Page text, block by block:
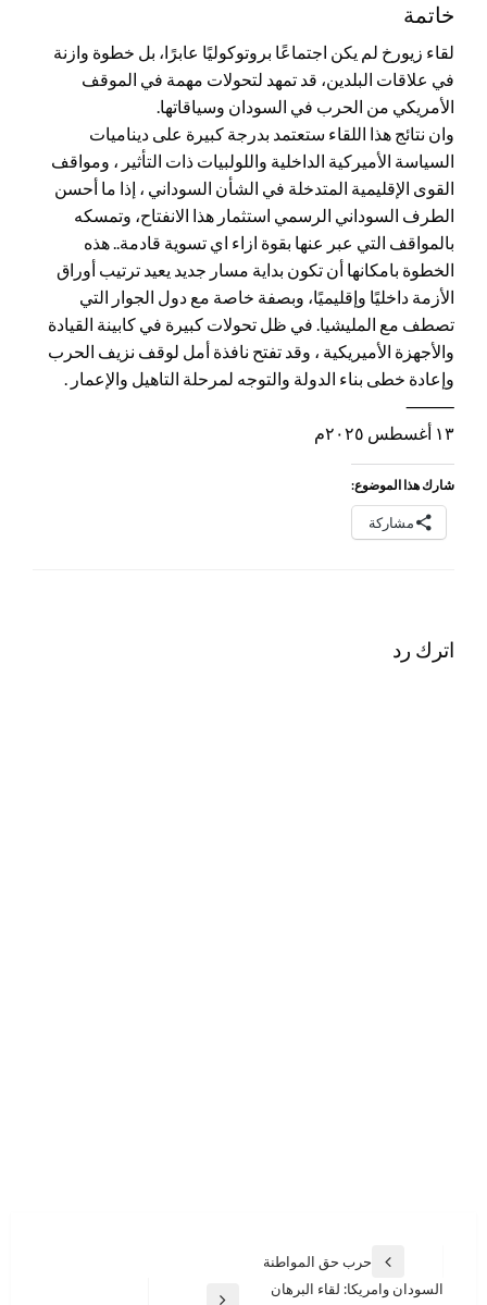
خاتمة
لقاء زيورخ لم يكن اجتماعًا بروتوكوليًا عابرًا، بل خطوة وازنة
في علاقات البلدين، قد تمهد لتحولات مهمة في الموقف
الأمريكي من الحرب في السودان وسياقاتها.
وان نتائج هذا اللقاء ستعتمد بدرجة كبيرة على ديناميات
السياسة الأميركية الداخلية واللولبيات ذات التأثير ، ومواقف
القوى الإقليمية المتدخلة في الشأن السوداني ، إذا ما أحسن
الطرف السوداني الرسمي استثمار هذا الانفتاح، وتمسكه
بالمواقف التي عبر عنها بقوة ازاء اي تسوية قادمة.. هذه
الخطوة بامكانها أن تكون بداية مسار جديد يعيد ترتيب أوراق
الأزمة داخليًا وإقليميًا، وبصفة خاصة مع دول الجوار التي
تصطف مع المليشيا. في ظل تحولات كبيرة في كابينة القيادة
والأجهزة الأميريكية ، وقد تفتح نافذة أمل لوقف نزيف الحرب
وإعادة خطى بناء الدولة والتوجه لمرحلة التاهيل والإعمار .
⸻
١٣ أغسطس ٢٠٢٥م
شارك هذا الموضوع:
مشاركة
اترك رد
المقالات
المقالة
السابقة
حرب حق المواطنة
السودان وامريكا: لقاء البرهان